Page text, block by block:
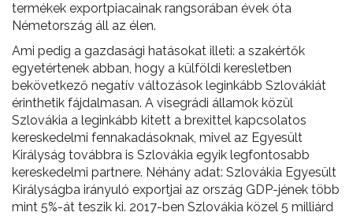
termékek exportpiacainak rangsorában évek óta
Németország áll az élen.
Ami pedig a gazdasági hatásokat illeti: a szakértők
egyetértenek abban, hogy a külföldi keresletben
bekövetkező negatív változások leginkább Szlovákiát
érinthetik fájdalmasan. A visegrádi államok közül
Szlovákia a leginkább kitett a brexittel kapcsolatos
kereskedelmi fennakadásoknak, mivel az Egyesült
Királyság továbbra is Szlovákia egyik legfontosabb
kereskedelmi partnere. Néhány adat: Szlovákia Egyesült
Királyságba irányuló exportjai az ország GDP-jének több
mint 5%-át teszik ki. 2017-ben Szlovákia közel 5 milliárd